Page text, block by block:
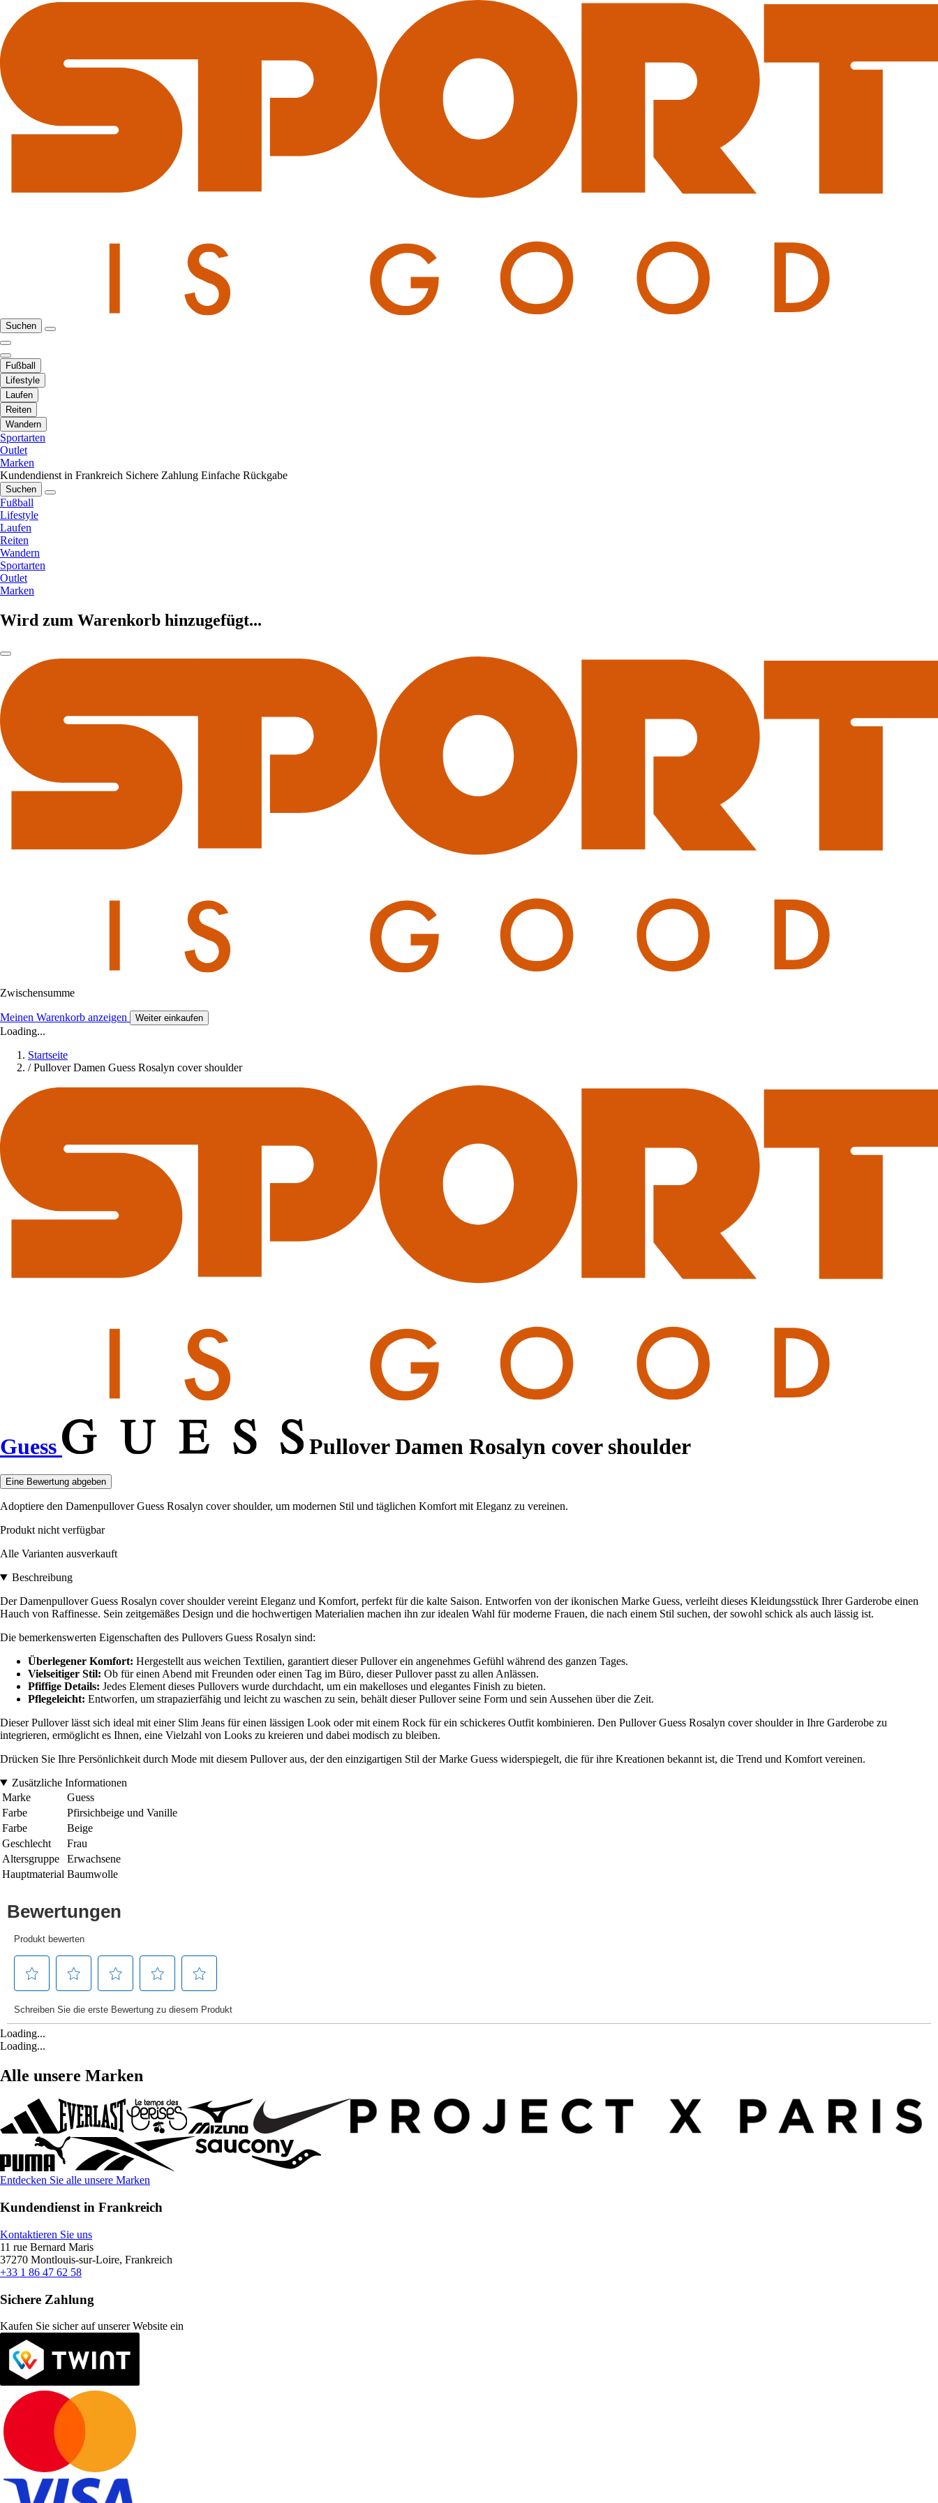
Suchen
Fußball
Lifestyle
Laufen
Reiten
Wandern
Sportarten
Outlet
Marken
Kundendienst in Frankreich Sichere Zahlung Einfache Rückgabe
Suchen
Fußball
Lifestyle
Laufen
Reiten
Wandern
Sportarten
Outlet
Marken
Wird zum Warenkorb hinzugefügt...
Zwischensumme
Meinen Warenkorb anzeigen Weiter einkaufen
Loading...
Startseite
/ Pullover Damen Guess Rosalyn cover shoulder
Guess Pullover Damen Rosalyn cover shoulder
Eine Bewertung abgeben
Adoptiere den Damenpullover Guess Rosalyn cover shoulder, um modernen Stil und täglichen Komfort mit Eleganz zu vereinen.
Produkt nicht verfügbar
Alle Varianten ausverkauft
Beschreibung
Der Damenpullover Guess Rosalyn cover shoulder vereint Eleganz und Komfort, perfekt für die kalte Saison. Entworfen von der ikonischen Marke Guess, verleiht dieses Kleidungsstück Ihrer Garderobe einen
Hauch von Raffinesse. Sein zeitgemäßes Design und die hochwertigen Materialien machen ihn zur idealen Wahl für moderne Frauen, die nach einem Stil suchen, der sowohl schick als auch lässig ist.
Die bemerkenswerten Eigenschaften des Pullovers Guess Rosalyn sind:
Überlegener Komfort: Hergestellt aus weichen Textilien, garantiert dieser Pullover ein angenehmes Gefühl während des ganzen Tages.
Vielseitiger Stil: Ob für einen Abend mit Freunden oder einen Tag im Büro, dieser Pullover passt zu allen Anlässen.
Pfiffige Details: Jedes Element dieses Pullovers wurde durchdacht, um ein makelloses und elegantes Finish zu bieten.
Pflegeleicht: Entworfen, um strapazierfähig und leicht zu waschen zu sein, behält dieser Pullover seine Form und sein Aussehen über die Zeit.
Dieser Pullover lässt sich ideal mit einer Slim Jeans für einen lässigen Look oder mit einem Rock für ein schickeres Outfit kombinieren. Den Pullover Guess Rosalyn cover shoulder in Ihre Garderobe zu
integrieren, ermöglicht es Ihnen, eine Vielzahl von Looks zu kreieren und dabei modisch zu bleiben.
Drücken Sie Ihre Persönlichkeit durch Mode mit diesem Pullover aus, der den einzigartigen Stil der Marke Guess widerspiegelt, die für ihre Kreationen bekannt ist, die Trend und Komfort vereinen.
Zusätzliche Informationen
Marke
Guess
Farbe
Pfirsichbeige und Vanille
Farbe
Beige
Geschlecht
Frau
Altersgruppe
Erwachsene
Hauptmaterial Baumwolle
Loading...
Loading...
Alle unsere Marken
Entdecken Sie alle unsere Marken
Kundendienst in Frankreich
Kontaktieren Sie uns
11 rue Bernard Maris
37270 Montlouis-sur-Loire, Frankreich
+33 1 86 47 62 58
Sichere Zahlung
Kaufen Sie sicher auf unserer Website ein